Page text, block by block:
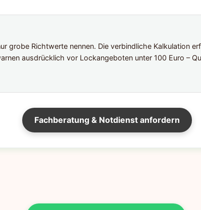
grobe Richtwerte nennen. Die verbindliche Kalkulation
ausdrücklich vor Lockangeboten unter 100 Euro –
Fachberatung & Notdienst anfordern